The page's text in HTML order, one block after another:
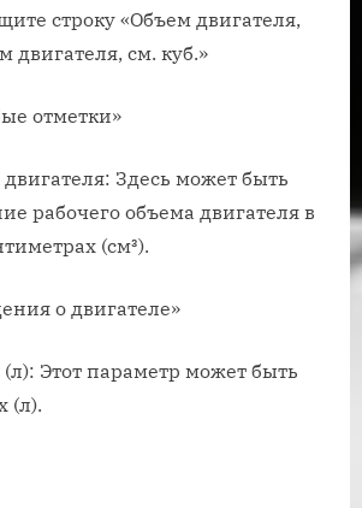
строку «Объем двигателя,
двигателя, см. куб.»
отметки»
Здесь может быть
рабочего объема двигателя в
(см³).
о двигателе»
Этот параметр может быть
(л).